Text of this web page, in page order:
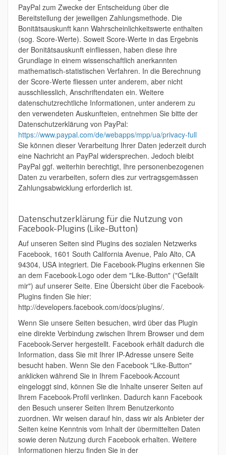
PayPal zum Zwecke der Entscheidung über die
Bereitstellung der jeweiligen Zahlungsmethode. Die
Bonitätsauskunft kann Wahrscheinlichkeitswerte enthalten
(sog. Score-Werte). Soweit Score-Werte in das Ergebnis
der Bonitätsauskunft einfliessen, haben diese ihre
Grundlage in einem wissenschaftlich anerkannten
mathematisch-statistischen Verfahren. In die Berechnung
der Score-Werte fliessen unter anderem, aber nicht
ausschliesslich, Anschriftendaten ein. Weitere
datenschutzrechtliche Informationen, unter anderem zu
den verwendeten Auskunfteien, entnehmen Sie bitte der
Datenschutzerklärung von PayPal:
https://www.paypal.com/de/webapps/mpp/ua/privacy-full
Sie können dieser Verarbeitung Ihrer Daten jederzeit durch
eine Nachricht an PayPal widersprechen. Jedoch bleibt
PayPal ggf. weiterhin berechtigt, Ihre personenbezogenen
Daten zu verarbeiten, sofern dies zur vertragsgemässen
Zahlungsabwicklung erforderlich ist.
Datenschutzerklärung für die Nutzung von
Facebook-Plugins (Like-Button)
Auf unseren Seiten sind Plugins des sozialen Netzwerks
Facebook, 1601 South California Avenue, Palo Alto, CA
94304, USA integriert. Die Facebook-Plugins erkennen Sie
an dem Facebook-Logo oder dem "Like-Button" ("Gefällt
mir") auf unserer Seite. Eine Übersicht über die Facebook-
Plugins finden Sie hier:
http://developers.facebook.com/docs/plugins/.
Wenn Sie unsere Seiten besuchen, wird über das Plugin
eine direkte Verbindung zwischen Ihrem Browser und dem
Facebook-Server hergestellt. Facebook erhält dadurch die
Information, dass Sie mit Ihrer IP-Adresse unsere Seite
besucht haben. Wenn Sie den Facebook "Like-Button"
anklicken während Sie in Ihrem Facebook-Account
eingeloggt sind, können Sie die Inhalte unserer Seiten auf
Ihrem Facebook-Profil verlinken. Dadurch kann Facebook
den Besuch unserer Seiten Ihrem Benutzerkonto
zuordnen. Wir weisen darauf hin, dass wir als Anbieter der
Seiten keine Kenntnis vom Inhalt der übermittelten Daten
sowie deren Nutzung durch Facebook erhalten. Weitere
Informationen hierzu finden Sie in der